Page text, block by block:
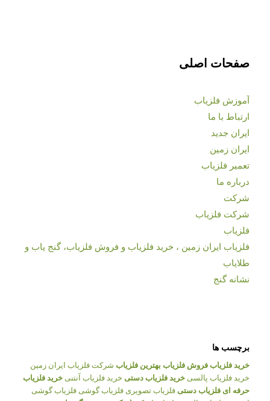
صفحات اصلی
آموزش فلزیاب
ارتباط با ما
ایران جدید
ایران زمین
تعمیر فلزیاب
درباره ما
شرکت
شرکت فلزیاب
فلزیاب
فلزیاب ایران زمین ، خرید فلزیاب و فروش فلزیاب، گنج یاب و
طلایاب
نشانه گنج
برچسب ها
خرید فلزیاب فروش فلزیاب بهترین فلزیاب شرکت فلزیاب ایران زمین
خرید فلزیاب پالسی خرید فلزیاب دستی خرید فلزیاب آنتنی خرید فلزیاب
حرفه ای فلزیاب دستی فلزیاب تصویری فلزیاب گوشی فلزیاب گوشی